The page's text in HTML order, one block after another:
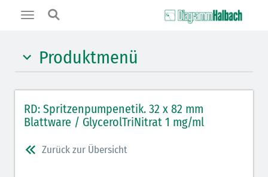
Toggle
Produktmenü
Benzodiazepine (orange)
Opiate/Opioide (hellblau)
Lokalanästhetika (grau)
RD: Spritzenpumpenetik. 32 x 82 mm
Blattware / GlycerolTriNitrat 1 mg/ml
Zurück zur Übersicht